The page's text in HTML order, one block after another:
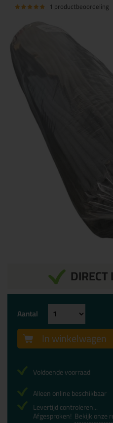
1 productbeoordeling
Aantal
In winkelwagen
Voldoende voorraad
Alleen online beschikbaar
Levertijd controleren...
Afgesproken! Bekijk onze